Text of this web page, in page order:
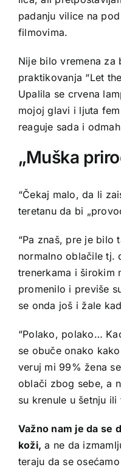
padanju vilice na
filmovima.
Nije bilo vremena za
praktikovanja “Let
Upalila se crvena
mojoj glavi i ljuta
reaguje sada i
„Muška
“Čekaj malo, da li
teretanu da bi
“Pa znaš, pre je bilo
normalno oblačile tj.
trenerkama i širokim
promenilo i previše
se onda još i žale
“Polako, polako…
se obuče onako
veruj mi 99% žena
oblači zbog sebe, a
su krenule u šetnju
Važno nam je da se
koži, a ne da
teraju da se